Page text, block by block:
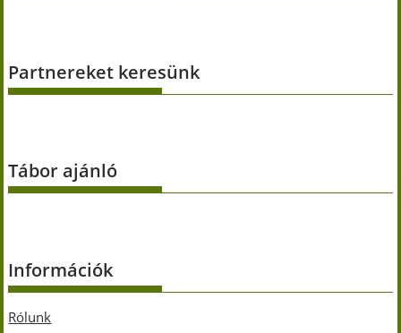
Partnereket keresünk
Tábor ajánló
Információk
Rólunk